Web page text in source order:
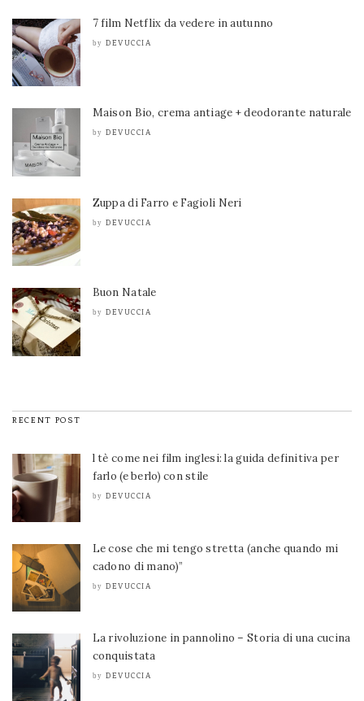
7 film Netflix da vedere in autunno
by DEVUCCIA
Maison Bio, crema antiage + deodorante naturale
by DEVUCCIA
Zuppa di Farro e Fagioli Neri
by DEVUCCIA
Buon Natale
by DEVUCCIA
RECENT POST
l tè come nei film inglesi: la guida definitiva per
farlo (e berlo) con stile
by DEVUCCIA
Le cose che mi tengo stretta (anche quando mi
cadono di mano)”
by DEVUCCIA
La rivoluzione in pannolino – Storia di una cucina
conquistata
by DEVUCCIA